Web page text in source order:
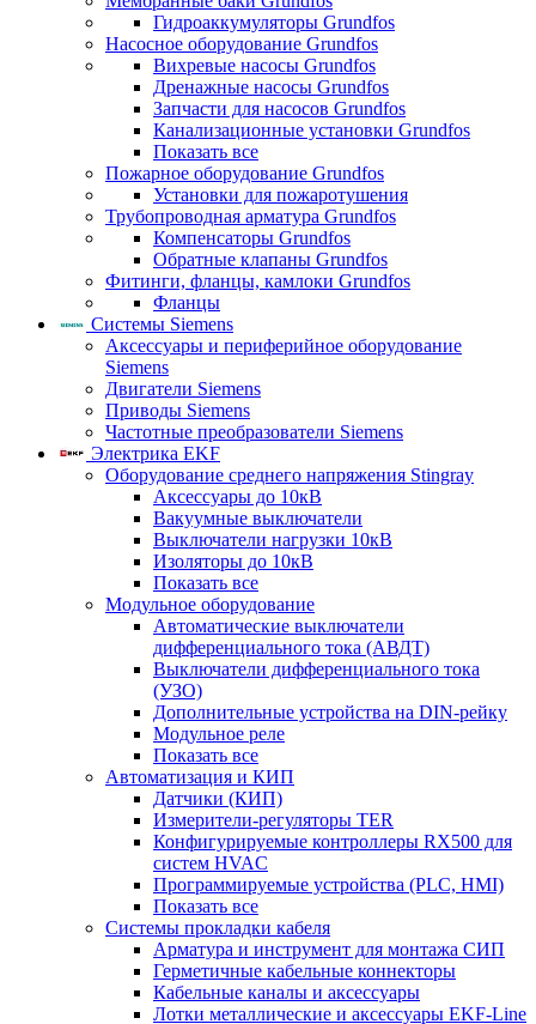
Гидроаккумуляторы Grundfos
Насосное оборудование Grundfos
Вихревые насосы Grundfos
Дренажные насосы Grundfos
Запчасти для насосов Grundfos
Канализационные установки Grundfos
Показать все
Пожарное оборудование Grundfos
Установки для пожаротушения
Трубопроводная арматура Grundfos
Компенсаторы Grundfos
Обратные клапаны Grundfos
Фитинги, фланцы, камлоки Grundfos
Фланцы
Системы Siemens
Аксессуары и периферийное оборудование
Siemens
Двигатели Siemens
Приводы Siemens
Частотные преобразователи Siemens
Электрика EKF
Оборудование среднего напряжения Stingray
Аксессуары до 10кВ
Вакуумные выключатели
Выключатели нагрузки 10кВ
Изоляторы до 10кВ
Показать все
Модульное оборудование
Автоматические выключатели
дифференциального тока (АВДТ)
Выключатели дифференциального тока
(УЗО)
Дополнительные устройства на DIN-рейку
Модульное реле
Показать все
Автоматизация и КИП
Датчики (КИП)
Измерители-регуляторы TER
Конфигурируемые контроллеры RX500 для
систем HVAC
Программируемые устройства (PLC, HMI)
Показать все
Системы прокладки кабеля
Арматура и инструмент для монтажа СИП
Герметичные кабельные коннекторы
Кабельные каналы и аксессуары
Лотки металлические и аксессуары EKF-Line